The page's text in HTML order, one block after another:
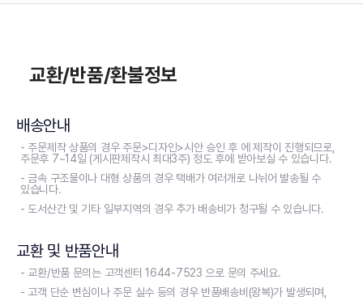
교환/반품/환불정보
배송안내
- 주문제작 상품의 경우 주문>디자인>시안 승인 후 에 제작이 진행되므로,
주문후 7~14일 (게시판제작시 최대3주) 정도 후에 받아보실 수 있습니다.
- 금속 구조물이나 대형 상품의 경우 택배가 여러개로 나뉘어 발송될 수
있습니다.
- 도서산간 및 기타 일부지역의 경우 추가 배송비가 청구될 수 있습니다.
교환 및 반품안내
- 교환/반품 문의는 고객센터 1644-7523 으로 문의 주세요.
- 고객 단순 변심이나 주문 실수 등의 경우 반품배송비(왕복)가 발생되며,